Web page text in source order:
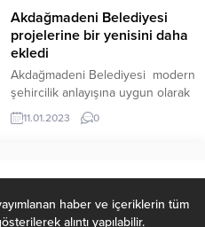
kafilesi için dua etti. Programda,
umre yolculuğunun manevi...
Akdağmadeni Belediyesi
projelerine bir yenisini daha
ekledi
Akdağmadeni Belediyesi modern
şehircilik anlayışına uygun olarak
gerçekleştirdiği projelerine bir
yenisini daha ekledi.
11.01.2023 0
haber ve içeriklerin tüm
alıntı yapılabilir.